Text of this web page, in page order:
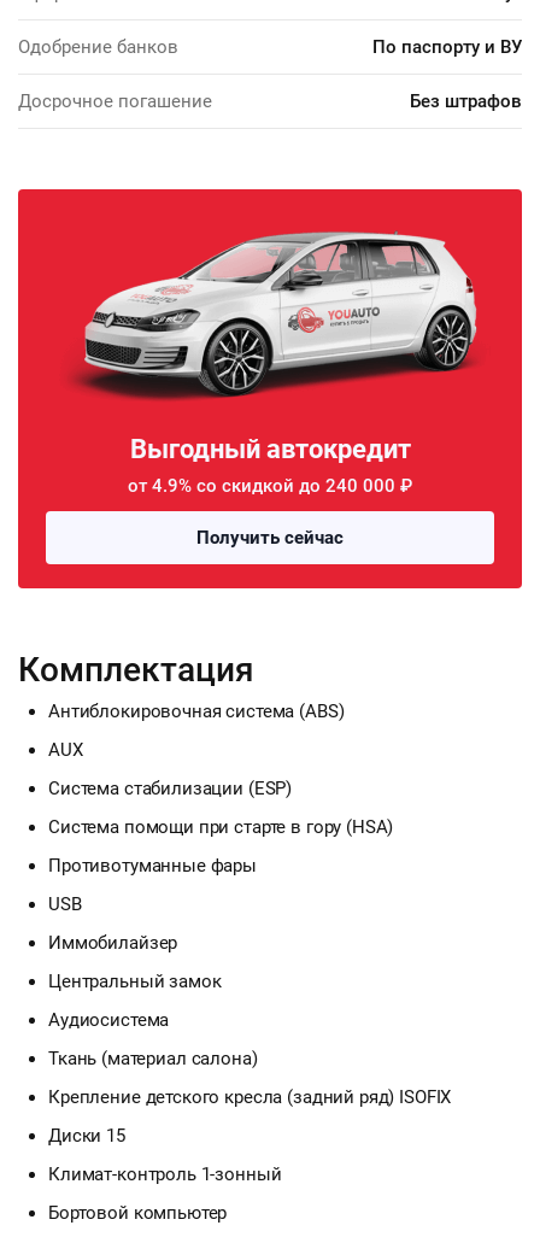
Одобрение банков По паспорту и ВУ
Досрочное погашение Без штрафов
Выгодный автокредит
от 4.9% со скидкой до 240 000 ₽
Получить сейчас
Комплектация
Антиблокировочная система (ABS)
AUX
Система стабилизации (ESP)
Система помощи при старте в гору (HSA)
Противотуманные фары
USB
Иммобилайзер
Центральный замок
Аудиосистема
Ткань (материал салона)
Крепление детского кресла (задний ряд) ISOFIX
Диски 15
Климат-контроль 1-зонный
Бортовой компьютер